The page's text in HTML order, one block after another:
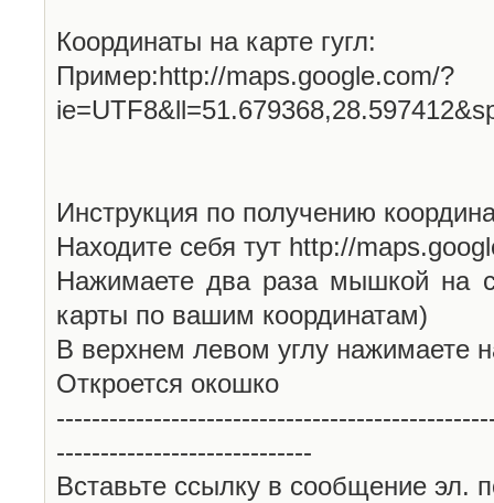
Координаты на карте гугл:
Пример:http://maps.google.com/?
Инструкция по получению
Находите себя тут http://
Нажимаете два раза мышкой на
карты по вашим координатам)
В верхнем левом углу нажимаете
Откроется окошко
-----------------------------
Вставьте ссылку в сообщение эл.